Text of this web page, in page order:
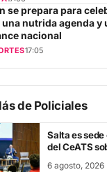
se prepara para
una nutrida agenda y
nacional
17:05
de Policiales
Salta es sede
del CeATS
6 agosto, 2026